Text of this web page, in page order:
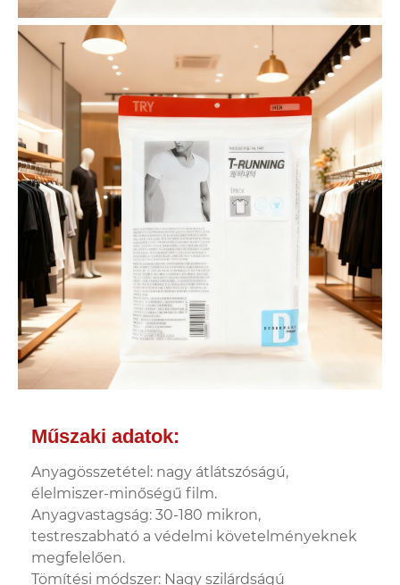
Műszaki adatok:
Anyagösszetétel: nagy átlátszóságú,
élelmiszer-minőségű film.
Anyagvastagság: 30-180 mikron,
testreszabható a védelmi követelményeknek
megfelelően.
Tömítési módszer: Nagy szilárdságú